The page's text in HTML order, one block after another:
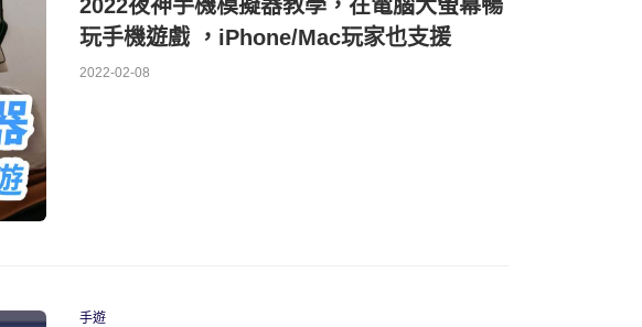
2022夜神手機模擬器教學，在電腦大螢幕暢
玩手機遊戲 ，iPhone/Mac玩家也支援
2022-02-08
手遊